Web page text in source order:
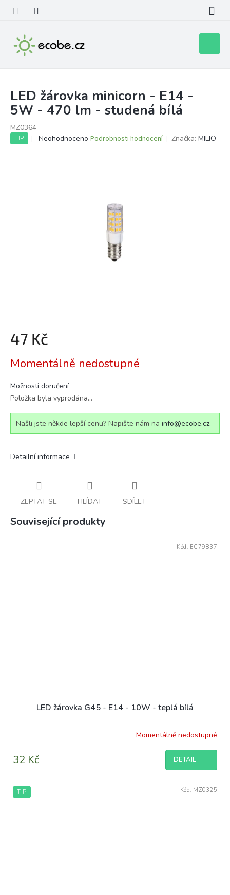
obsah
košík
LED žárovka minicorn - E14 -
5W - 470 lm - studená bílá
MZ0364
TIP
Průměrné
Neohodnoceno Podrobnosti hodnocení Značka: MILIO
47 Kč
cena:
Momentálně nedostupné
Možnosti doručení
Položka byla vyprodána…
Našli jste někde lepší cenu? Napište nám na info@ecobe.cz.
Detailní informace
ZEPTAT SE HLÍDAT SDÍLET
Související produkty
LED žárovka G45 - E14 - 10W - teplá bílá
Momentálně nedostupné
32 Kč DETAIL
Kód: EC79837
TIP Kód: MZ0325